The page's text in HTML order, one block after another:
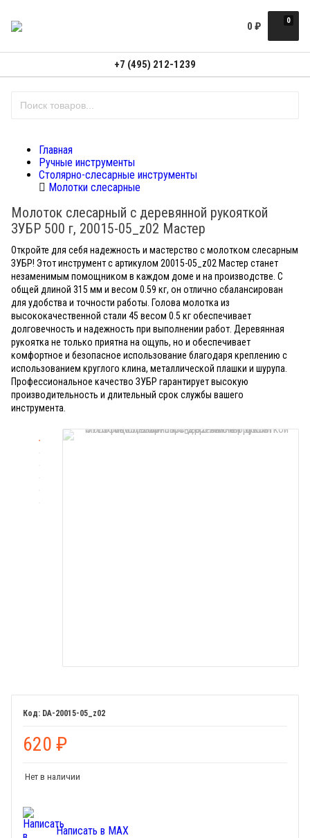
0
0 ₽
+7 (495) 212-1239
Главная
Ручные инструменты
Столярно-слесарные инструменты
Молотки слесарные
Молоток слесарный с деревянной рукояткой
ЗУБР 500 г, 20015-05_z02 Мастер
Откройте для себя надежность и мастерство с молотком слесарным
ЗУБР! Этот инструмент с артикулом 20015-05_z02 Мастер станет
незаменимым помощником в каждом доме и на производстве. С
общей длиной 315 мм и весом 0.59 кг, он отлично сбалансирован
для удобства и точности работы. Голова молотка из
высококачественной стали 45 весом 0.5 кг обеспечивает
долговечность и надежность при выполнении работ. Деревянная
рукоятка не только приятна на ощупь, но и обеспечивает
комфортное и безопасное использование благодаря креплению с
использованием круглого клина, металлической плашки и шурупа.
Профессиональное качество ЗУБР гарантирует высокую
производительность и длительный срок службы вашего
инструмента.
DA-20015-05_z02
620 ₽
Нет в наличии
Написать в MAX